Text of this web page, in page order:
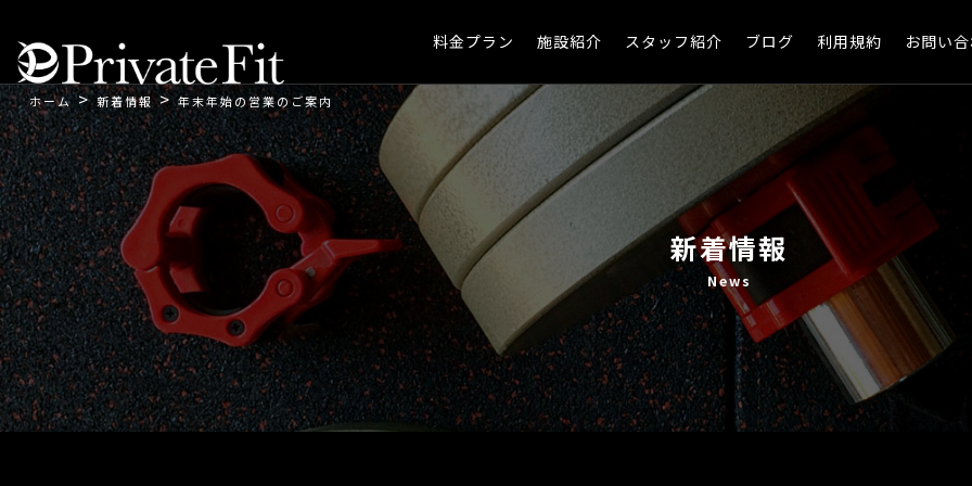
料金プラン 施設紹介 スタッフ紹介 ブログ 利用規約 お問い
ホーム>新着情報>年末年始の営業のご案内
新着情報
News